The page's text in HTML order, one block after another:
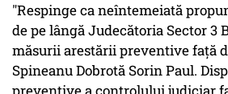
"Respinge ca neîntemeiată
de pe lângă Judecătoria Sector 3
măsurii arestării preventive faţă
Spineanu Dobrotă Sorin Paul.